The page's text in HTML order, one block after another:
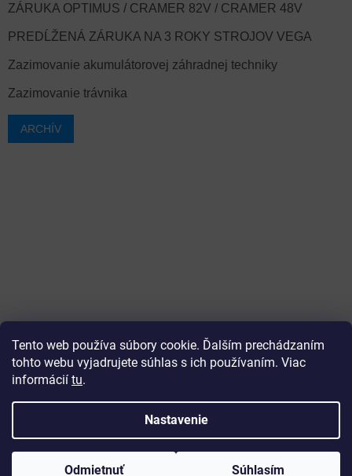
Tento web používa súbory cookie. Ďalším prechádzaním
tohto webu vyjadrujete súhlas s ich používaním. Viac
informácií tu.
Nastavenie
Odmietnuť Súhlasím
ZÁRUKA OPTIMUS / CRAMER 82V / CRAMER 48V
PREDĹŽENÁ ZÁRUKA NA 3 ROKY STROJOV VEGA
Zazimovanie akumulátorovej záhradnej techniky
Zazimovanie trávnika
ARCHÍV
. Všetky práva vyhradené.